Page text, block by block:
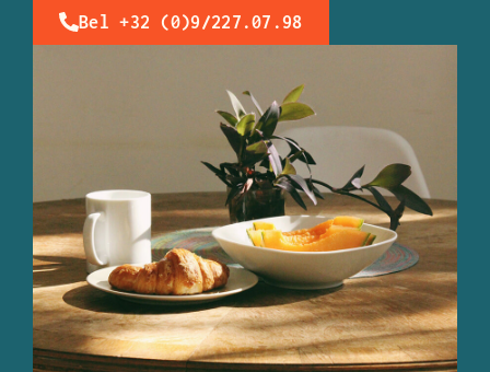
Bel +32 (0)9/227.07.98